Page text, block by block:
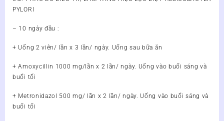
PYLORI
– 10 ngày đầu :
+ Uống 2 viên/ lần x 3 lần/ ngày. Uống sau bữa ăn
+ Amoxycillin 1000 mg/lần x 2 lần/ ngày. Uống vào buổi sáng và
buổi tối
+ Metronidazol 500 mg/ lần x 2 lần/ ngày. Uống vào buổi sáng và
buổi tối